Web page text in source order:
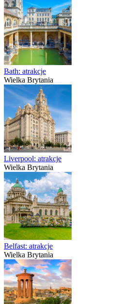
Bath: atrakcje
Wielka Brytania
Liverpool: atrakcje
Wielka Brytania
Belfast: atrakcje
Wielka Brytania